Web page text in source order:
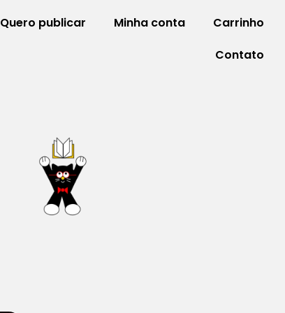
Quero publicar Minha conta
Carrinho
Contato